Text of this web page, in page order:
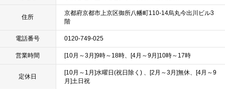
住所
京都府京都市上京区御所八幡町110-14烏丸今出川ビル3
階
電話番号 0120-749-025
営業時間 [10月～3月]9時～18時、[4月～9月]10時～17時
定休日
[10月～1月]水曜日(祝日除く) 、[2月～3月]無休、[4月～9
月]土日祝